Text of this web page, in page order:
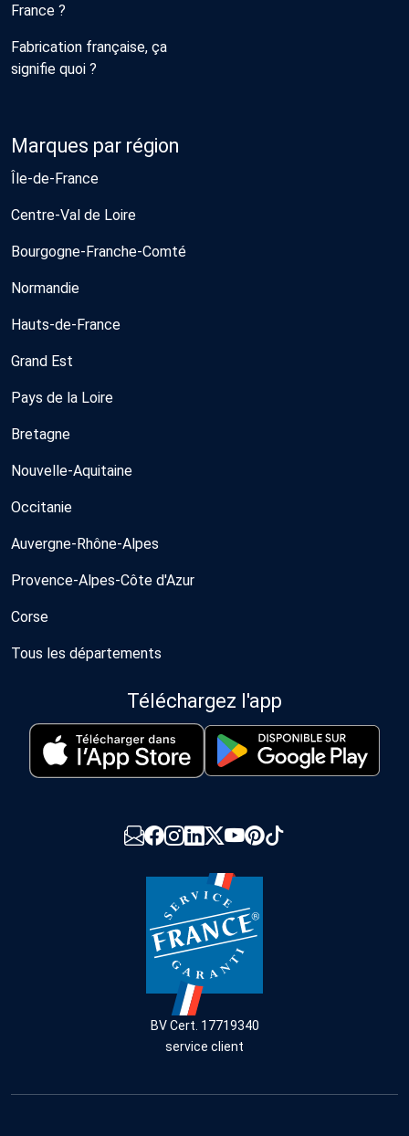
France ?
Fabrication française, ça
signifie quoi ?
Marques par région
Île-de-France
Centre-Val de Loire
Bourgogne-Franche-Comté
Normandie
Hauts-de-France
Grand Est
Pays de la Loire
Bretagne
Nouvelle-Aquitaine
Occitanie
Auvergne-Rhône-Alpes
Provence-Alpes-Côte d'Azur
Corse
Tous les départements
Téléchargez l'app
BV Cert. 17719340
service client